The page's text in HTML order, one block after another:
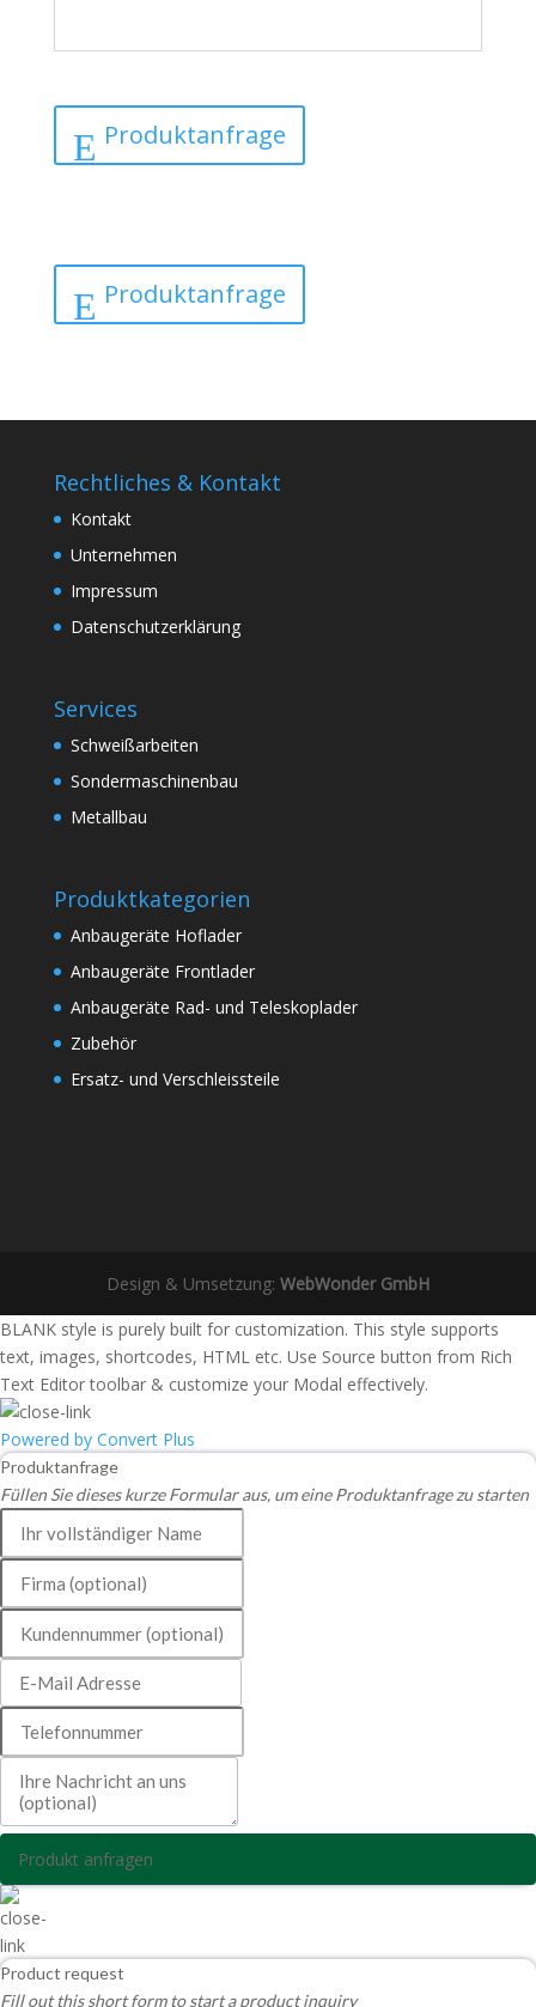
Produktanfrage
Produktanfrage
Rechtliches & Kontakt
Kontakt
Unternehmen
Impressum
Datenschutzerklärung
Services
Schweißarbeiten
Sondermaschinenbau
Metallbau
Produktkategorien
Anbaugeräte Hoflader
Anbaugeräte Frontlader
Anbaugeräte Rad- und Teleskoplader
Zubehör
Ersatz- und Verschleissteile
Design & Umsetzung: WebWonder GmbH
BLANK style is purely built for customization. This style supports
text, images, shortcodes, HTML etc. Use Source button from Rich
Text Editor toolbar & customize your Modal effectively.
Powered by Convert Plus
Produktanfrage
Füllen Sie dieses kurze Formular aus, um eine Produktanfrage zu starten
Produkt anfragen
Product request
Fill out this short form to start a product inquiry